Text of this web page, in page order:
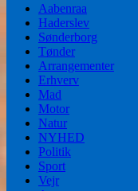
Aabenraa
Haderslev
Sønderborg
Tønder
Arrangementer
Erhverv
Mad
Motor
Natur
NYHED
Politik
Sport
Vejr